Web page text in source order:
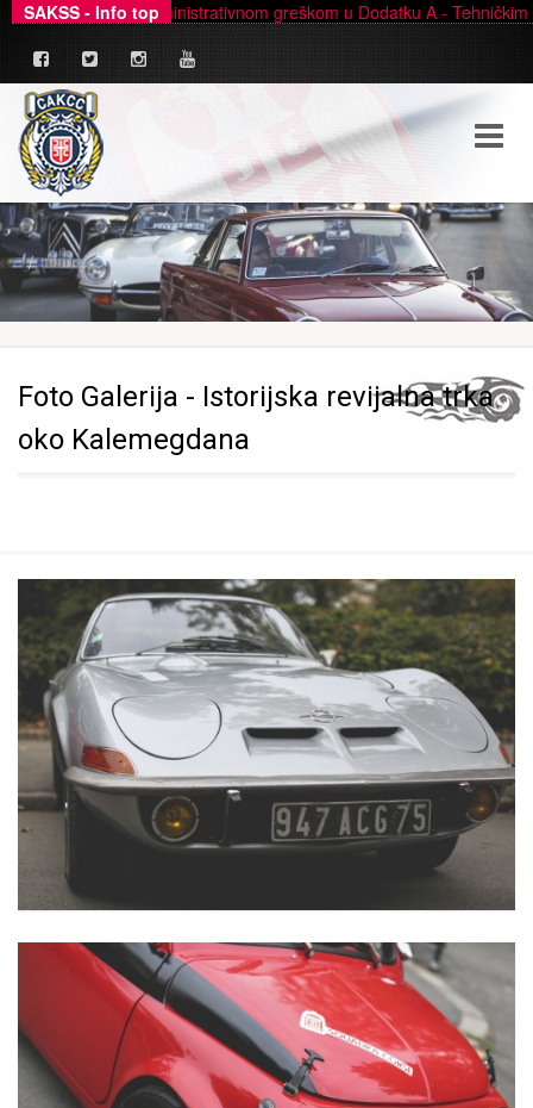
SAKSS - Info topgreškom u Dodatku A - Tehničkim uslovima za karting
Foto Galerija - Istorijska revijalna trka
oko Kalemegdana